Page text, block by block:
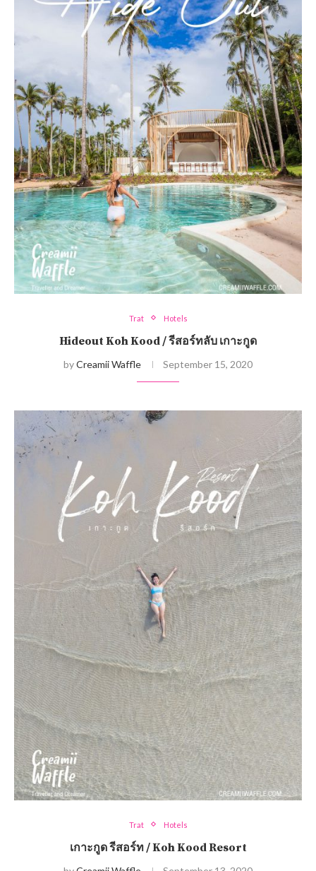
Trat Hotels
Hideout Koh Kood / รีสอร์ทลับ เกาะกูด
byCreamii Waffle September 15, 2020
Trat Hotels
เกาะกูด รีสอร์ท / Koh Kood Resort